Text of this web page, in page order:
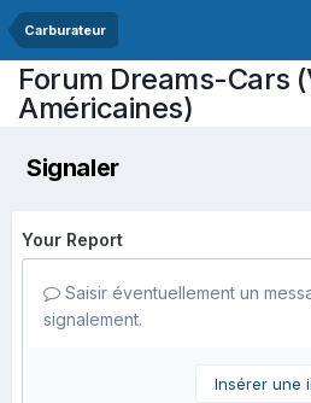
Carburateur
Forum Dreams-Cars
Américaines)
Signaler
Your Report
Saisir éventuellement un
signalement.
Insérer une